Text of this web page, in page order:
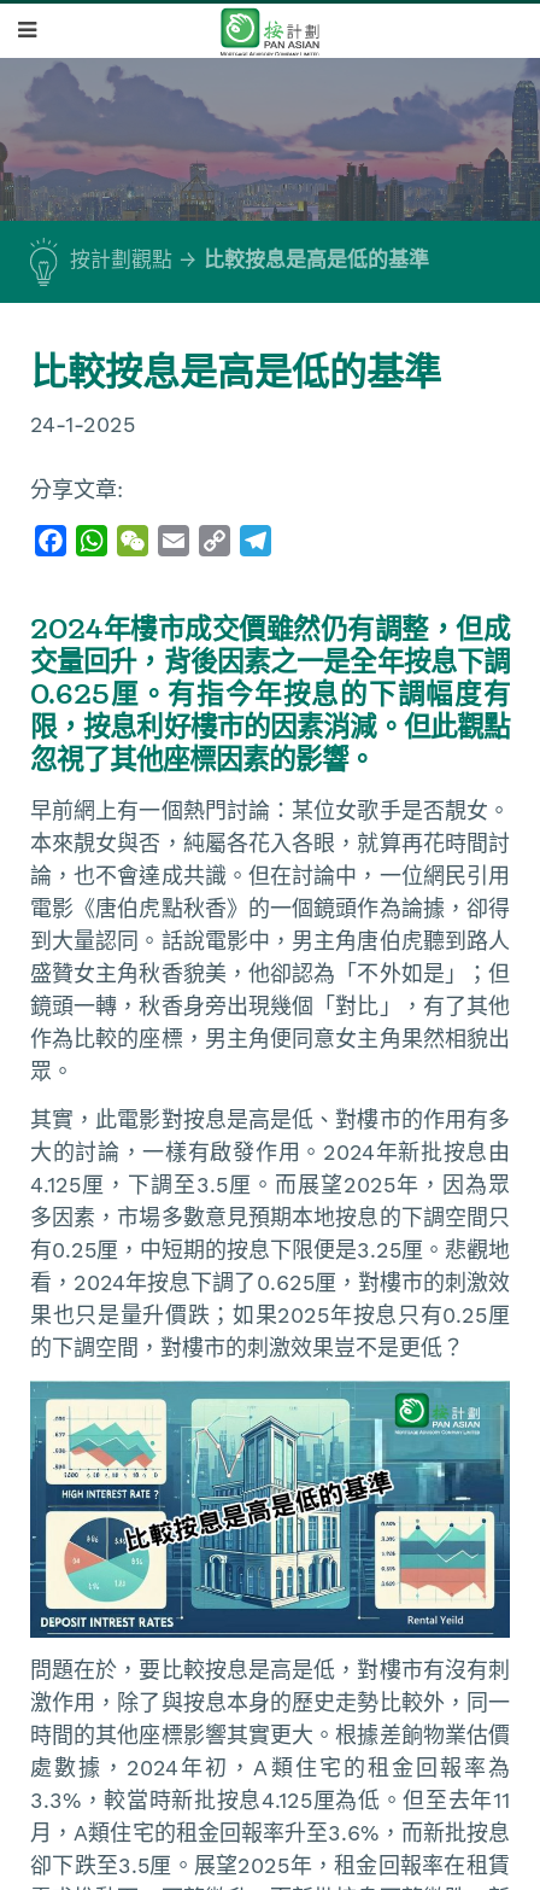
按計劃觀點 比較按息是高是低的基準
比較按息是高是低的基準
24-1-2025
分享文章:
e
b
o
o
k
W
t
s
A
p
p
W
h
a
t
i
l
y
L
i
n
k
e
g
r
a
m
2024年樓市成交價雖然仍有調整，但成
交量回升，背後因素之一是全年按息下調
0.625厘。有指今年按息的下調幅度有
限，按息利好樓市的因素消減。但此觀點
忽視了其他座標因素的影響。
早前網上有一個熱門討論：某位女歌手是否靚女。
本來靚女與否，純屬各花入各眼，就算再花時間討
論，也不會達成共識。但在討論中，一位網民引用
電影《唐伯虎點秋香》的一個鏡頭作為論據，卻得
到大量認同。話說電影中，男主角唐伯虎聽到路人
盛贊女主角秋香貌美，他卻認為「不外如是」；但
鏡頭一轉，秋香身旁出現幾個「對比」，有了其他
作為比較的座標，男主角便同意女主角果然相貌出
眾。
其實，此電影對按息是高是低、對樓市的作用有多
大的討論，一樣有啟發作用。2024年新批按息由
4.125厘，下調至3.5厘。而展望2025年，因為眾
多因素，市場多數意見預期本地按息的下調空間只
有0.25厘，中短期的按息下限便是3.25厘。悲觀地
看，2024年按息下調了0.625厘，對樓市的刺激效
果也只是量升價跌；如果2025年按息只有0.25厘
的下調空間，對樓市的刺激效果豈不是更低？
問題在於，要比較按息是高是低，對樓市有沒有刺
激作用，除了與按息本身的歷史走勢比較外，同一
時間的其他座標影響其實更大。根據差餉物業估價
處數據，2024年初，A類住宅的租金回報率為
3.3%，較當時新批按息4.125厘為低。但至去年11
月，A類住宅的租金回報率升至3.6%，而新批按息
卻下跌至3.5厘。展望2025年，租金回報率在租賃